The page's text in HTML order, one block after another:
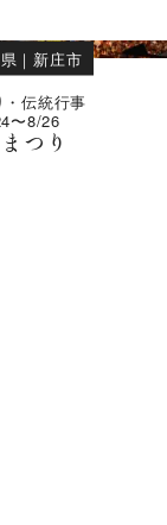
｜ 新庄市
・伝統行事
〜8/26
つり